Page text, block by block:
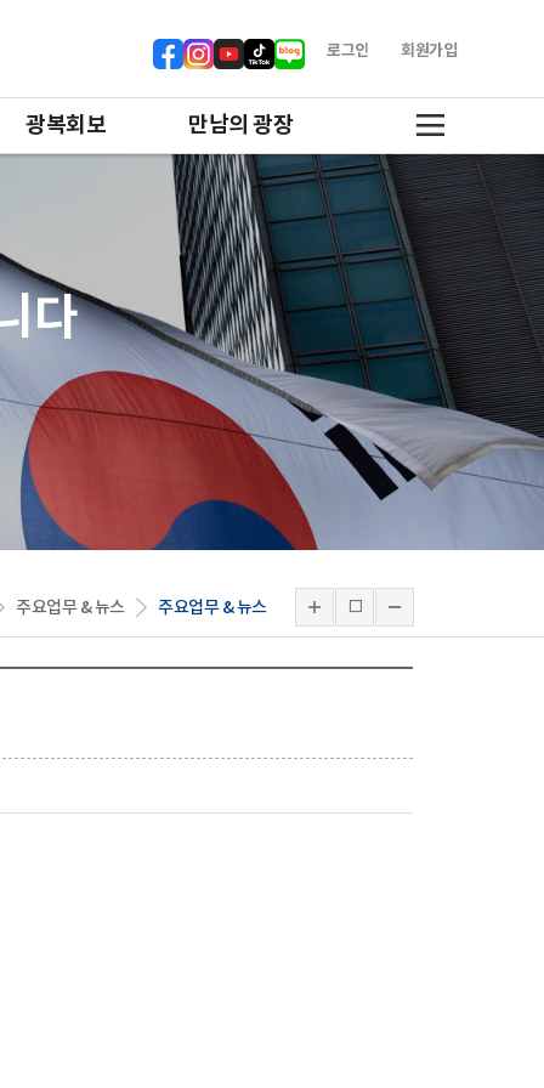
로그인 회원가입
광복회보 만남의 광장
다
주요업무 & 뉴스 주요업무 & 뉴스